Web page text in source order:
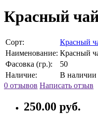
Красный
Сорт:
Красный
Наименование: Красный
Фасовка (гр.):
50
Наличие:
В наличии
0 отзывов Написать отзыв
250.00 руб.